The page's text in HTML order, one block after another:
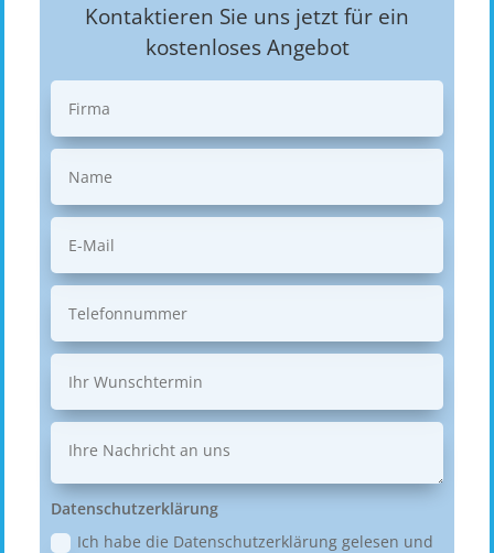
Kontaktieren Sie uns jetzt für ein
kostenloses Angebot
Datenschutzerklärung
Ich habe die Datenschutzerklärung gelesen und